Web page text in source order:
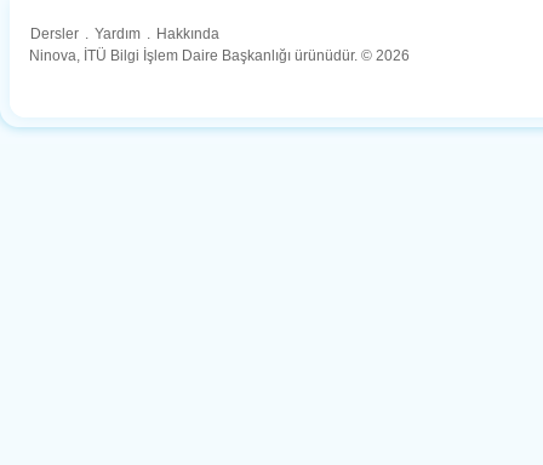
Dersler . Yardım . Hakkında
Ninova, İTÜ Bilgi İşlem Daire Başkanlığı ürünüdür. © 2026